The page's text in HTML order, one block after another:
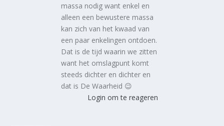
massa nodig want enkel en
alleen een bewustere massa
kan zich van het kwaad van
een paar enkelingen ontdoen.
Dat is de tijd waarin we zitten
want het omslagpunt komt
steeds dichter en dichter en
dat is De Waarheid 😉
Login om te reageren